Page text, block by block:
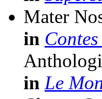
Mater
in
in Le